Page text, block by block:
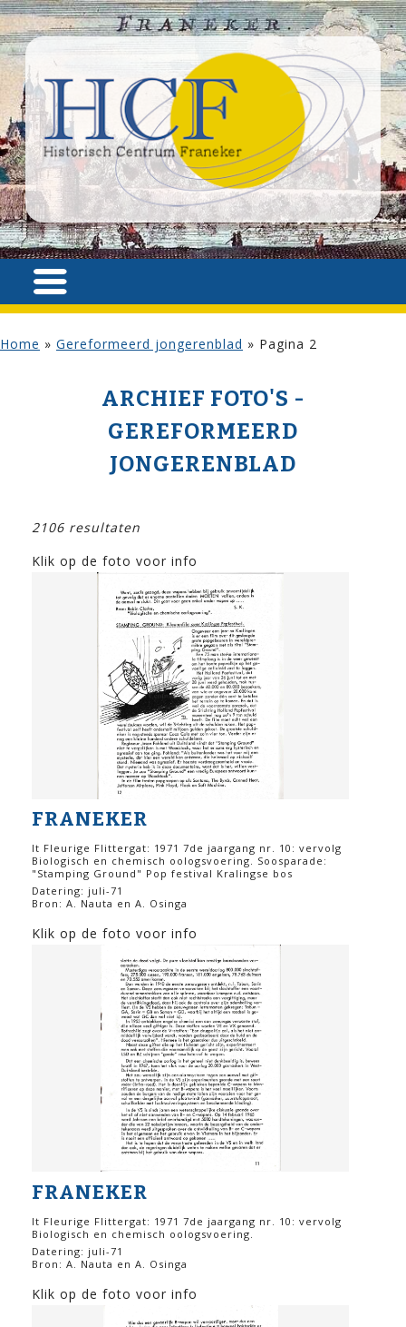
Home » Gereformeerd jongerenblad » Pagina 2
ARCHIEF FOTO'S -
GEREFORMEERD
JONGERENBLAD
2106 resultaten
Klik op de foto voor info
FRANEKER
It Fleurige Flittergat: 1971 7de jaargang nr. 10: vervolg
Biologisch en chemisch oologsvoering. Soosparade:
"Stamping Ground" Pop festival Kralingse bos
Datering: juli-71
Bron: A. Nauta en A. Osinga
Klik op de foto voor info
FRANEKER
It Fleurige Flittergat: 1971 7de jaargang nr. 10: vervolg
Biologisch en chemisch oologsvoering.
Datering: juli-71
Bron: A. Nauta en A. Osinga
Klik op de foto voor info